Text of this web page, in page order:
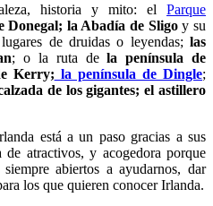
historia y mito: el Parque
Donegal; la Abadía de Sligoy su
de druidas o leyendas; las
; o la ruta dela península de
Kerry; la península de Dingle;
de los gigantes; el astillero
está a un paso gracias a sus
de atractivos, y acogedora porque
abiertos a ayudarnos, dar
los que quieren conocer Irlanda.